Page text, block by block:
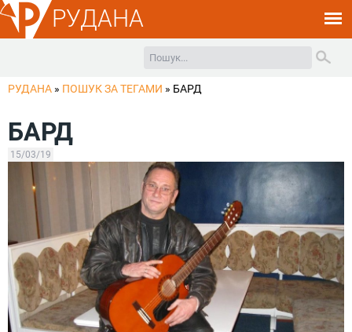
РУДАНА
РУДАНА » ПОШУК ЗА ТЕГАМИ » БАРД
БАРД
15/03/19